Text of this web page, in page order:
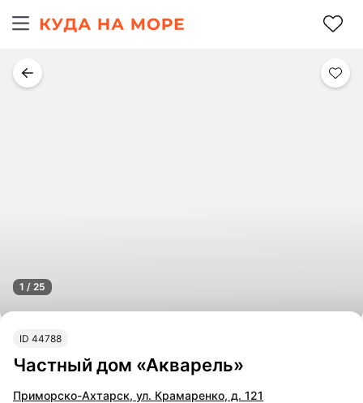
ID 44788
Частный дом «Акварель»
Приморско-Ахтарск, ул. Крамаренко, д. 121
1 / 25